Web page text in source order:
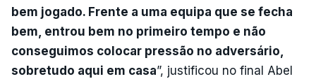
bem jogado. Frente a uma equipa que se fecha
bem, entrou bem no primeiro tempo e não
conseguimos colocar pressão no adversário,
sobretudo aqui em casa”, justificou no final Abel